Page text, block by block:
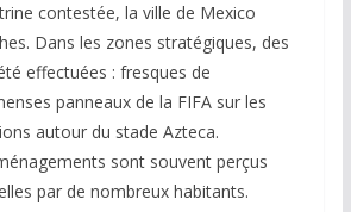
contestée, la ville de Mexico
Dans les zones stratégiques, des
effectuées : fresques de
panneaux de la FIFA sur les
autour du stade Azteca.
sont souvent perçus
par de nombreux habitants.